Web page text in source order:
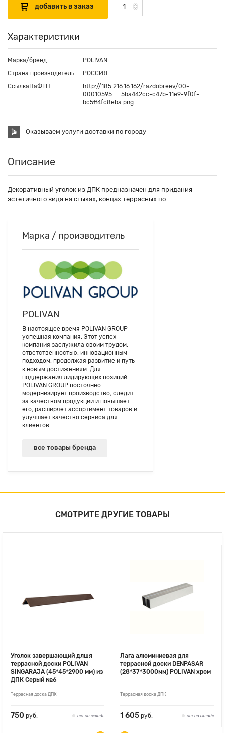
Характеристики
Марка/бренд
POLIVAN
Страна производитель
РОССИЯ
СсылкаНаФТП
http://185.216.16.162/razdobreev/00-
00010595__5ba442cc-c47b-11e9-9f0f-
bc5ff4fc8eba.png
Оказываем услуги доставки по городу
Описание
Декоративный уголок из ДПК предназначен для придания
эстетичного вида на стыках, концах террасных по
Марка / производитель
POLIVAN
В настоящее время POLIVAN GROUP –
успешная компания. Этот успех
компания заслужила своим трудом,
ответственностью, инновационным
подходом, продолжая развитие и путь
к новым достижениям. Для
поддержания лидирующих позиций
POLIVAN GROUP постоянно
модернизирует производство, следит
за качеством продукции и повышает
его, расширяет ассортимент товаров и
улучшает качество сервиса для
клиентов.
все товары бренда
СМОТРИТЕ ДРУГИЕ ТОВАРЫ
Уголок завершающий длшя
террасной доски POLIVAN
SINGARAJA (45*45*2900 мм) из
ДПК Серый №6
Террасная доска ДПК
750 руб. нет на складе
Лага алюминиевая для
террасной доски DENPASAR
(28*37*3000мм) POLIVAN хром
Террасная доска ДПК
1 605 руб. нет на складе